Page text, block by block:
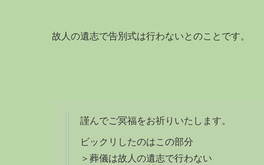
故人の遺志で告別式は行わないとのことです。
謹んでご冥福をお祈りいたします。
ビックリしたのはこの部分
＞葬儀は故人の遺志で行わない